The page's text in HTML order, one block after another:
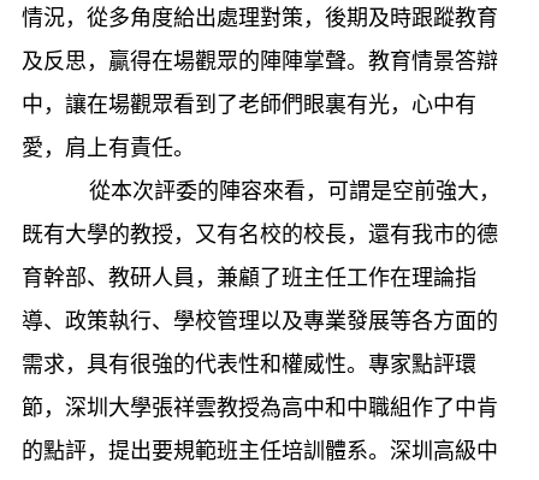
情況，從多角度給出處理對策，後期及時跟蹤教育
及反思，贏得在場觀眾的陣陣掌聲。教育情景答辯
中，讓在場觀眾看到了老師們眼裏有光，心中有
愛，肩上有責任。
從本次評委的陣容來看，可謂是空前強大，
既有大學的教授，又有名校的校長，還有我市的德
育幹部、教研人員，兼顧了班主任工作在理論指
導、政策執行、學校管理以及專業發展等各方面的
需求，具有很強的代表性和權威性。專家點評環
節，深圳大學張祥雲教授為高中和中職組作了中肯
的點評，提出要規範班主任培訓體系。深圳高級中